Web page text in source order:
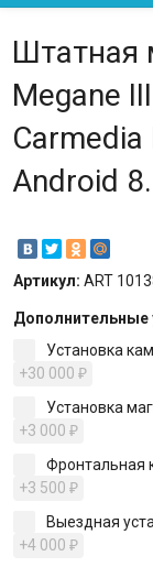
Штатная
Megane
Android
Артикул: ART
Дополнительные
Установка
+30 000 ₽
Установка
+3 000 ₽
Фронтальная
+3 500 ₽
Выездная
+4 000 ₽